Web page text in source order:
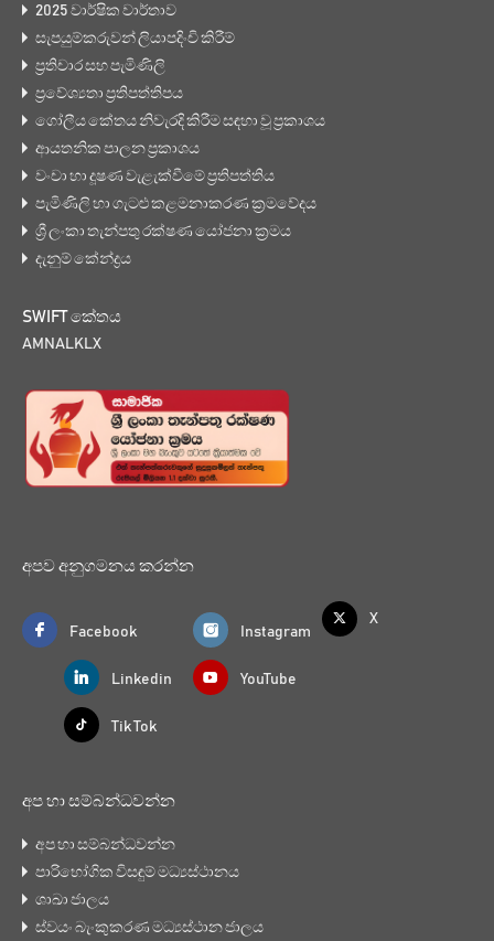
2025 වාර්ෂික වාර්තාව
සැපයුම්කරුවන් ලියාපදිංචි කිරීම්
ප්‍රතිචාර සහ පැමිණිලි
ප්‍රවේශ්‍යතා ප්‍රතිපත්තිපය
ගෝලීය කේතය නිවැරදි කිරීම සඳහා වූ ප්‍රකාශය
ආයතනික පාලන ප්‍රකාශය
වංචා හා දූෂණ වැළැක්වීමේ ප්‍රතිපත්තිය
පැමිණිලි හා ගැටළු කළමනාකරණ ක්‍රමවේදය
ශ්‍රී ලංකා තැන්පතු රක්ෂණ යෝජනා ක්‍රමය
දැනුම් කේන්ද්‍රය
SWIFT කේතය
AMNALKLX
අපව අනුගමනය කරන්න
Facebook Instagram
X
Linkedin YouTube
Tik Tok
අප හා සම්බන්ධවන්න
අප හා සම්බන්ධවන්න
පාරිභෝගික විසඳුම් මධ්‍යස්ථානය
ශාඛා ජාලය
ස්වයං බැංකුකරණ මධ්‍යස්ථාන ජාලය